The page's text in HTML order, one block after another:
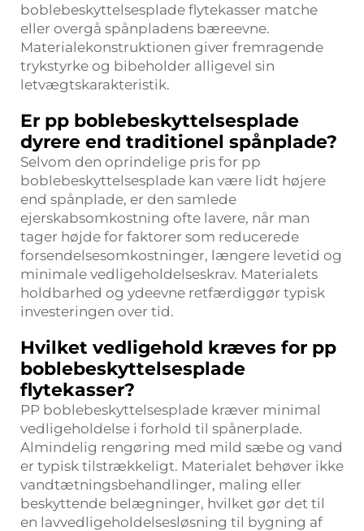
boblebeskyttelsesplade flytekasser matche
eller overgå spånpladens bæreevne.
Materialekonstruktionen giver fremragende
trykstyrke og bibeholder alligevel sin
letvægtskarakteristik.
Er pp boblebeskyttelsesplade
dyrere end traditionel spånplade?
Selvom den oprindelige pris for pp
boblebeskyttelsesplade kan være lidt højere
end spånplade, er den samlede
ejerskabsomkostning ofte lavere, når man
tager højde for faktorer som reducerede
forsendelsesomkostninger, længere levetid og
minimale vedligeholdelseskrav. Materialets
holdbarhed og ydeevne retfærdiggør typisk
investeringen over tid.
Hvilket vedligehold kræves for pp
boblebeskyttelsesplade
flytekasser?
PP boblebeskyttelsesplade kræver minimal
vedligeholdelse i forhold til spånerplade.
Almindelig rengøring med mild sæbe og vand
er typisk tilstrækkeligt. Materialet behøver ikke
vandtætningsbehandlinger, maling eller
beskyttende belægninger, hvilket gør det til
en lavvedligeholdelsesløsning til bygning af